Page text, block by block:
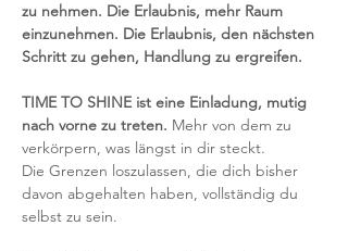
zu nehmen. Die Erlaubnis, mehr Raum
einzunehmen. Die Erlaubnis, den nächsten
Schritt zu gehen, Handlung zu ergreifen.
TIME TO SHINE ist eine Einladung, mutig
nach vorne zu treten. Mehr von dem zu
verkörpern, was längst in dir steckt.
Die Grenzen loszulassen, die dich bisher
davon abgehalten haben, vollständig du
selbst zu sein.